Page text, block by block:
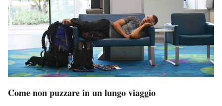
CALENDARIO
AREA PERSONALE
Area Personale
Newsletter
Notifiche mobile
Come non puzzare in un lungo viaggio